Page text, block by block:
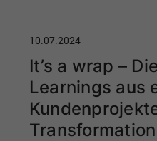
10.07.2024
It’s a wrap –
Learnings aus